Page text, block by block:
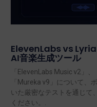
ElevenLabs vs
AI音楽生成ツール
「ElevenLabs Music v2」
「Mureka v9」について、
いた厳密なテストを通じて
ください。.